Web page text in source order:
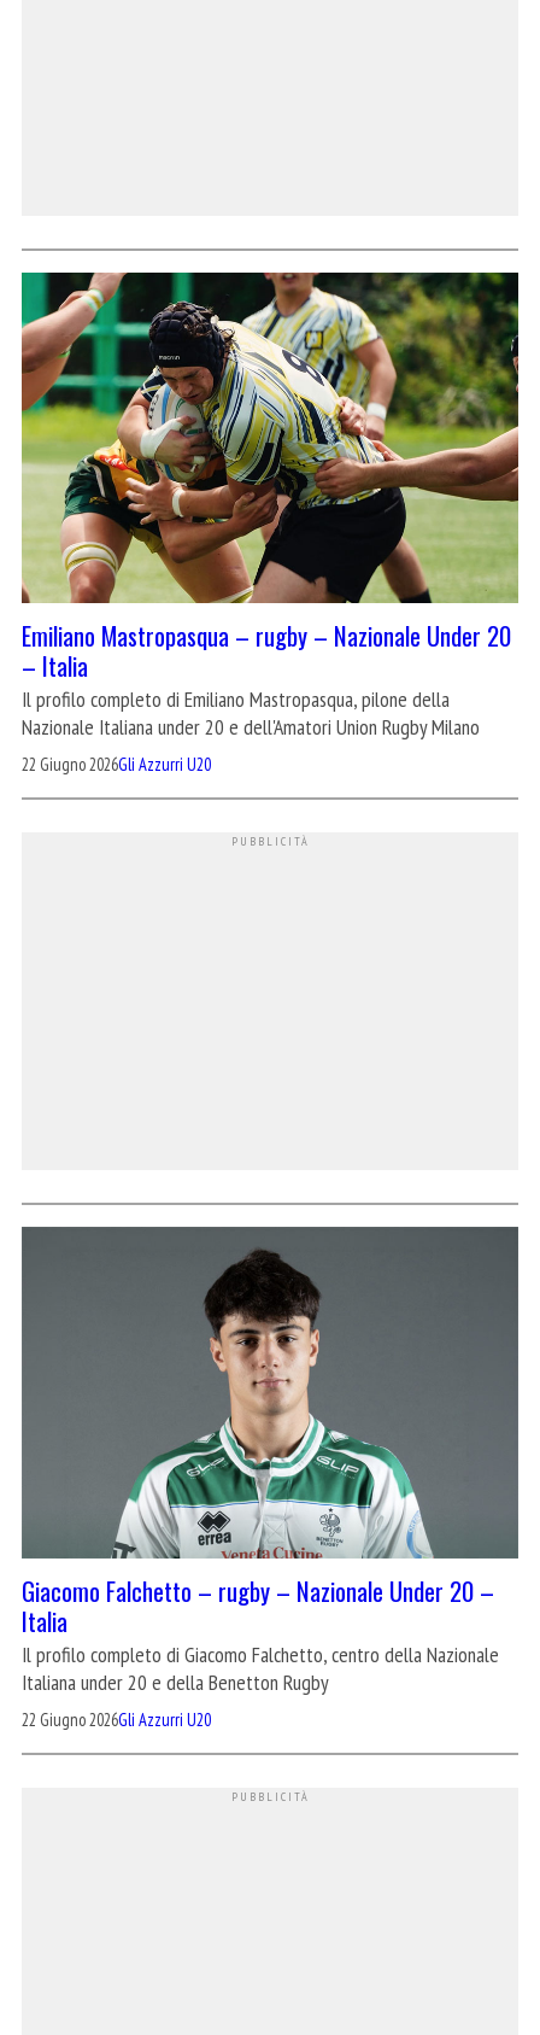
Emiliano Mastropasqua – rugby – Nazionale Under 20
– Italia
Il profilo completo di Emiliano Mastropasqua, pilone della
Nazionale Italiana under 20 e dell'Amatori Union Rugby Milano
22 Giugno 2026Gli Azzurri U20
Giacomo Falchetto – rugby – Nazionale Under 20 –
Italia
Il profilo completo di Giacomo Falchetto, centro della Nazionale
Italiana under 20 e della Benetton Rugby
22 Giugno 2026Gli Azzurri U20